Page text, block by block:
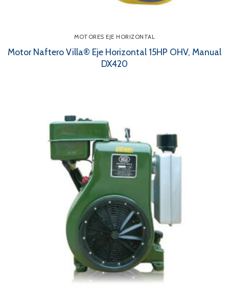
MOTORES EJE HORIZONTAL
Motor Naftero Villa® Eje Horizontal 15HP OHV, Manual
DX420